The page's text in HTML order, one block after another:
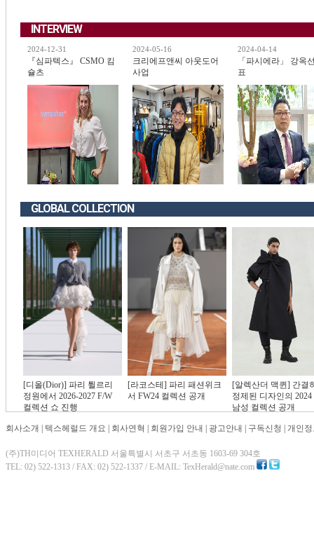
INTERVIEW
2024-12-31
『심파텍스』 CSMO 킴
슐츠
2024-05-16
크리에프앤씨 아웃도어
사업
2024-04-14
「파시에라」 강옥
표
GLOBAL COLLECTION
[디올(Dior)] 파리 튈르리
정원에서 2026-2027 F/W
컬렉션 쇼 진행
[라코스테] 파리 패션위크
서 FW24 컬렉션 공개
[알렉산더 맥퀸] 간결
정제된 디자인의 2024
남성 컬렉션 공개
회사소개 텍스헤럴드 개요 회사연혁 회원가입 안내 광고안내 구독신청 개인
(주)TH미디어 TEXHERALD 서울특별시 서초구 서초동 1603-69 304호
TEL: 02) 522-1313 / FAX: 02) 522-1337 / E-MAIL: TexHerald@nate.com